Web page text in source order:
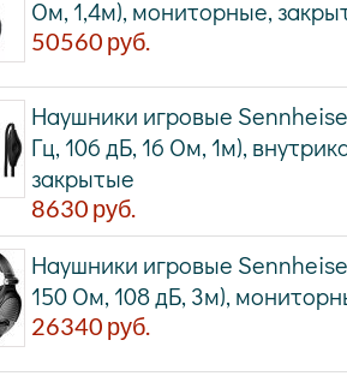
Ом, 1,4м), мониторные,
50560 руб.
Наушники игровые
Гц, 106 дБ, 16 Ом, 1м),
закрытые
8630 руб.
Наушники игровые
150 Ом, 108 дБ, 3м),
26340 руб.